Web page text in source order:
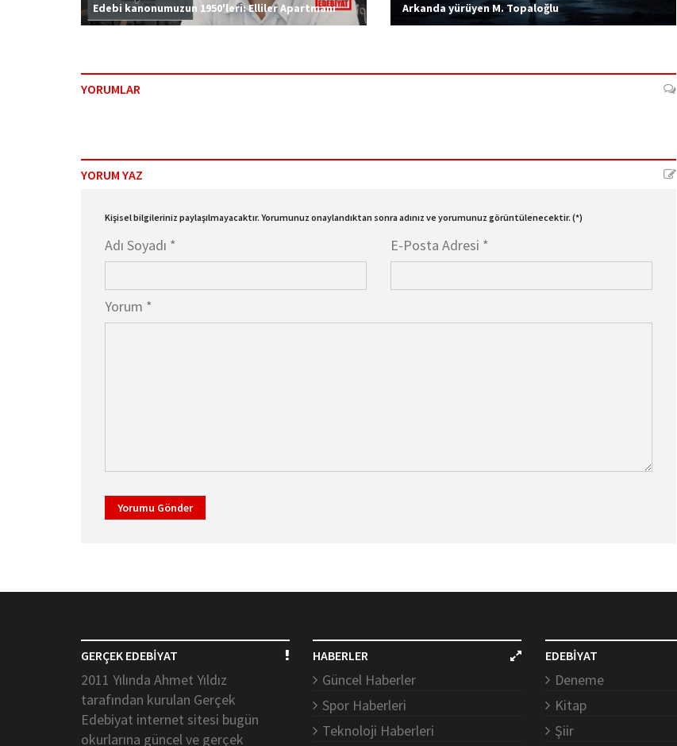
Edebi kanonumuzun 1950'leri: Elliler Apartmanı
Arkanda yürüyen M. Topaloğlu
YORUMLAR
YORUM YAZ
Kişisel bilgileriniz paylaşılmayacaktır. Yorumunuz onaylandıktan sonra adınız ve yorumunuz görüntülenecektir. (*)
Adı Soyadı * E-Posta Adresi *
Yorum *
Yorumu Gönder
GERÇEK EDEBİYAT
2011 Yılında Ahmet Yıldız
tarafından kurulan Gerçek
Edebiyat internet sitesi bugün
okurlarına güncel ve gerçek
HABERLER
Güncel Haberler
Spor Haberleri
Teknoloji Haberleri
EDEBİYAT
Deneme
Kitap
Şiir